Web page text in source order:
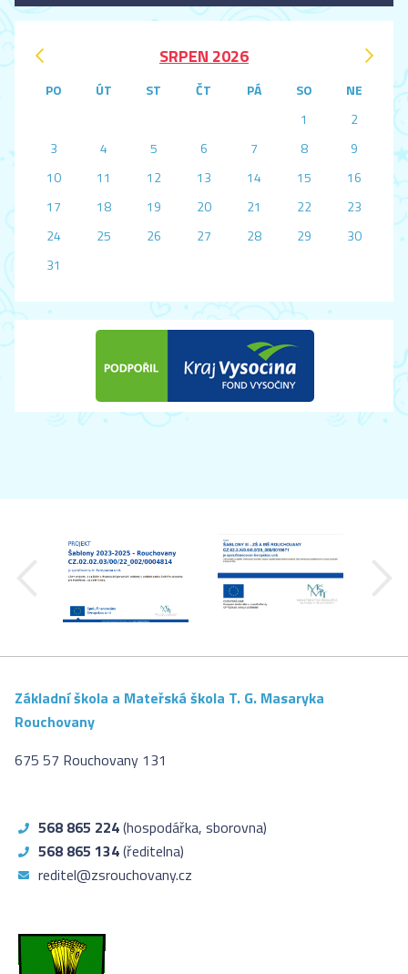
SRPEN 2026
PO ÚT ST ČT PÁ SO
NE
1
2
3
4 5 6 7 8
9
10
11 12 13 14 15
16
17
18 19 20 21 22
23
24
25 26 27 28 29
30
31
Základní škola a Mateřská škola T. G. Masaryka
Rouchovany
675 57 Rouchovany 131
568 865 224(hospodářka, sborovna)
568 865 134(ředitelna)
reditel@zsrouchovany.cz